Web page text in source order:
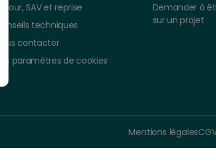
Retour, SAV et reprise
Conseils techniques
Nous contacter
Vos paramètres de cookies
Demander à
sur un projet
Mentions légales